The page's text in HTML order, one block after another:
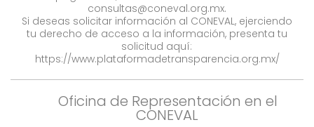
consultas@coneval.org.mx.
Si deseas solicitar información al CONEVAL, ejerciendo
tu derecho de acceso a la información, presenta tu
solicitud aquí:
https://www.plataformadetransparencia.org.mx/
Oficina de Representación en el
CONEVAL